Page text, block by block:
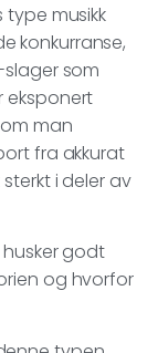
musikk
konkurranse,
slager som
eksponert
man
fra akkurat
i deler av
husker godt
og hvorfor